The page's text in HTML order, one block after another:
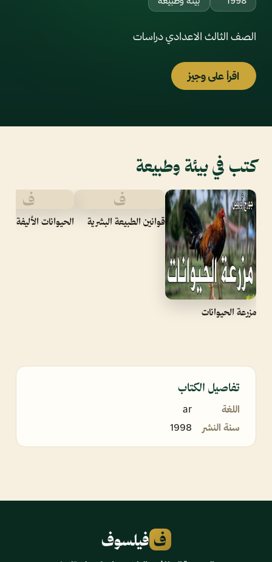
الصف الثالث الاعدادي دراسات
اقرأ على وجيز
كتب في بيئة وطبيعة
مزرعة الحيوانات
ف
قوانين الطبيعة البشرية
ف
الحيوانات الأليفة
تفاصيل الكتاب
اللغة
ar
سنة النشر
1998
ف فيلسوف